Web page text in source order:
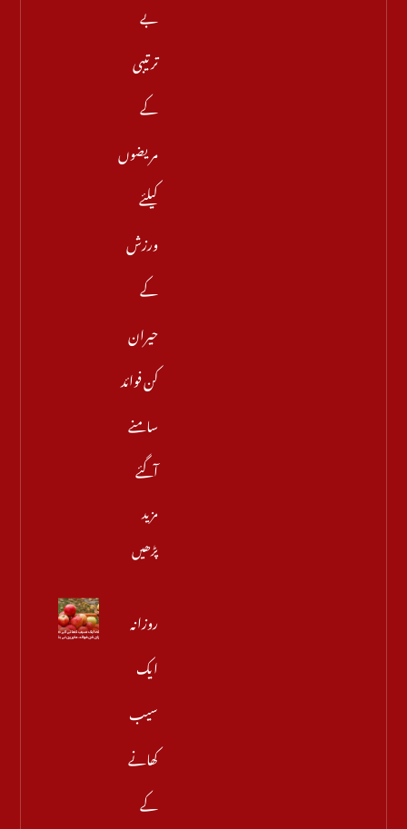
بے
ترتیبی
کے
مریضوں
کیلئے
ورزش
کے
حیران
کن فوائد
سامنے
آگئے
مزید
پڑھیں
روزانہ
ایک
سیب
کھانے
کے